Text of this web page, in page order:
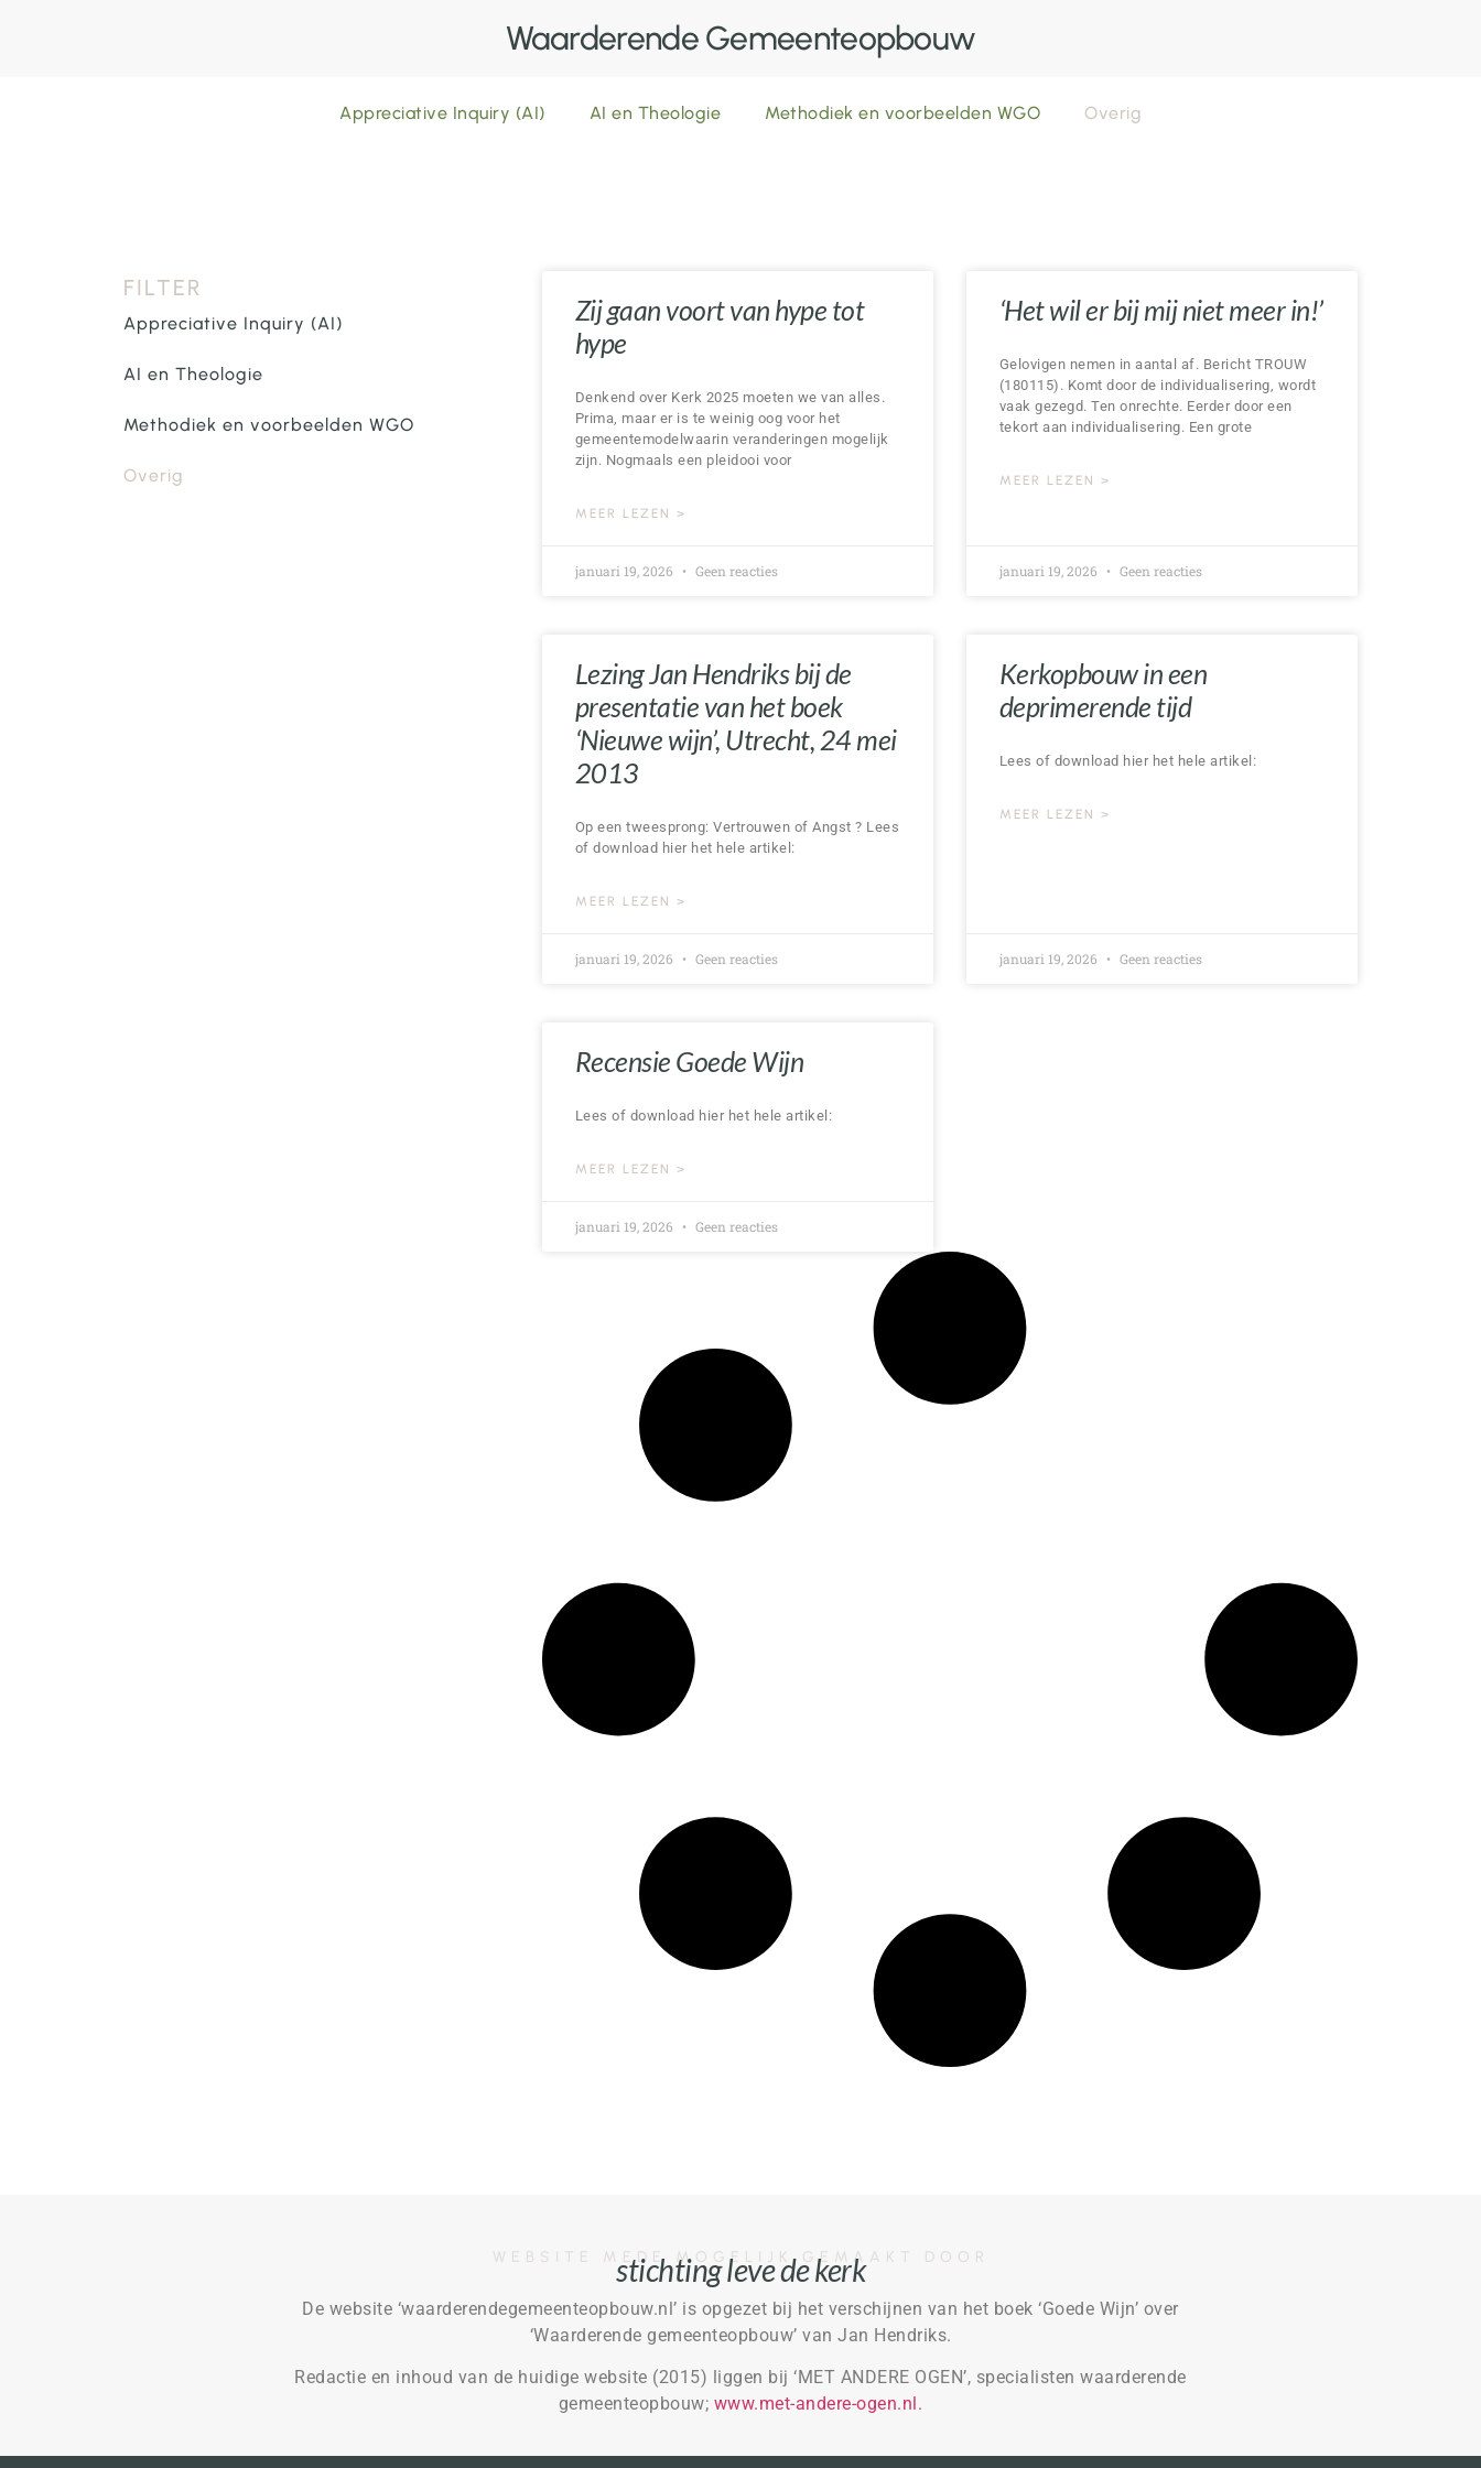
Waarderende Gemeenteopbouw
Appreciative Inquiry (AI) AI en Theologie Methodiek en voorbeelden WGO Overig
FILTER
Appreciative Inquiry (AI)
AI en Theologie
Methodiek en voorbeelden WGO
Overig
Zij gaan voort van hype tot
hype
Denkend over Kerk 2025 moeten we van alles.
Prima, maar er is te weinig oog voor het
gemeentemodelwaarin veranderingen mogelijk
zijn. Nogmaals een pleidooi voor
MEER LEZEN >
januari 19, 2026 Geen reacties
‘Het wil er bij mij niet meer in!’
Gelovigen nemen in aantal af. Bericht TROUW
(180115). Komt door de individualisering, wordt
vaak gezegd. Ten onrechte. Eerder door een
tekort aan individualisering. Een grote
MEER LEZEN >
januari 19, 2026 Geen reacties
Lezing Jan Hendriks bij de
presentatie van het boek
‘Nieuwe wijn’, Utrecht, 24 mei
2013
Op een tweesprong: Vertrouwen of Angst ? Lees
of download hier het hele artikel:
MEER LEZEN >
januari 19, 2026 Geen reacties
Kerkopbouw in een
deprimerende tijd
Lees of download hier het hele artikel:
MEER LEZEN >
januari 19, 2026 Geen reacties
Recensie Goede Wijn
Lees of download hier het hele artikel:
MEER LEZEN >
januari 19, 2026 Geen reacties
WEBSITE MEDE MOGELIJK GEMAAKT DOOR
stichting leve de kerk
De website ‘waarderendegemeenteopbouw.nl’ is opgezet bij het verschijnen van het boek ‘Goede Wijn’ over
‘Waarderende gemeenteopbouw’ van Jan Hendriks.
Redactie en inhoud van de huidige website (2015) liggen bij ‘MET ANDERE OGEN’, specialisten waarderende
gemeenteopbouw; www.met-andere-ogen.nl.